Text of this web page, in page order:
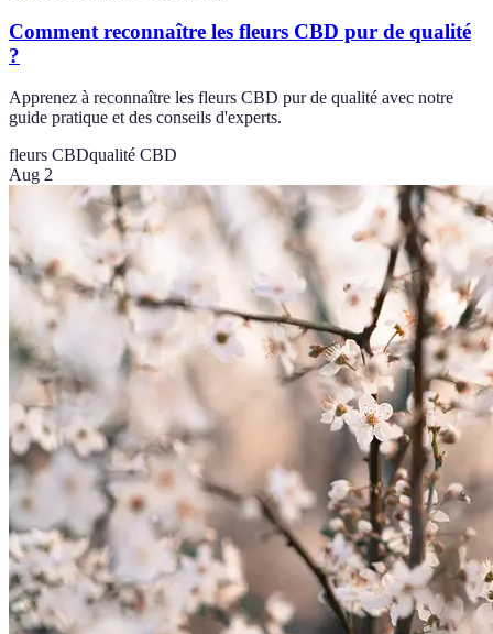
Comment reconnaître les fleurs CBD pur de qualité
?
Apprenez à reconnaître les fleurs CBD pur de qualité avec notre
guide pratique et des conseils d'experts.
fleurs CBDqualité CBD
Aug 2